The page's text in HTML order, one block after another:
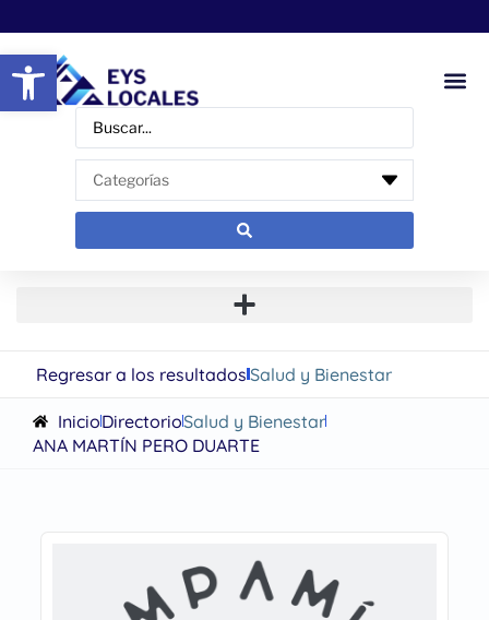
Abrir barra de herramientas
Regresar a los resultadosSalud y Bienestar
InicioDirectorioSalud y Bienestar
ANA MARTÍN PERO DUARTE